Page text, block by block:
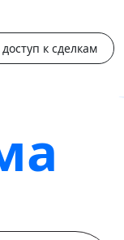
к сделкам